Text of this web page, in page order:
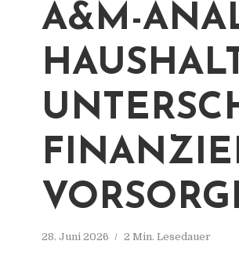
A&M-
28. Juni 2026 2 Min. Lesedauer